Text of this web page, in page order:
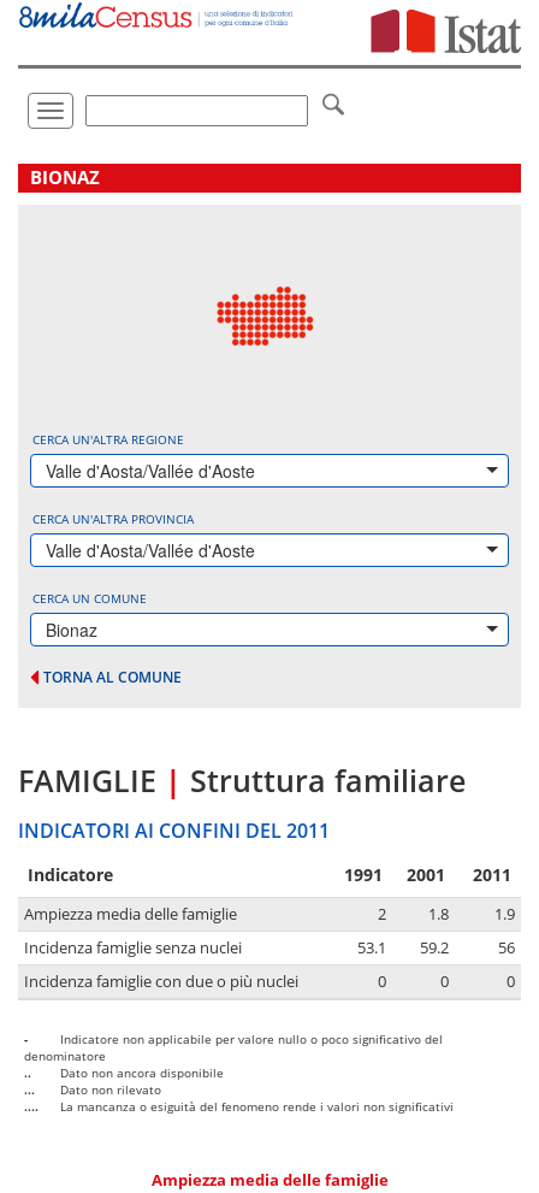
Vai
direttamente
Toggle
navigation
.
BIONAZ
CERCA UN'ALTRA REGIONE
Valle d'Aosta/Vallée d'Aoste
CERCA UN'ALTRA PROVINCIA
Valle d'Aosta/Vallée d'Aoste
CERCA UN COMUNE
Bionaz
TORNA AL COMUNE
FAMIGLIE | Struttura familiare
INDICATORI AI CONFINI DEL 2011
Indicatore 1991 2001 2011
Ampiezza media delle famiglie 2 1.8
1.9
Incidenza famiglie senza nuclei
53.1 59.2
56
Incidenza famiglie con due o più nuclei
0 0 0
-
Indicatore non applicabile per valore nullo o poco significativo del
denominatore
..
Dato non ancora disponibile
...
Dato non rilevato
....
La mancanza o esiguità del fenomeno rende i valori non significativi
Ampiezza media delle famiglie